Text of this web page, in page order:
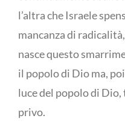
l’altra che Israele
mancanza di
nasce questo
il popolo di Dio ma,
luce del popolo di
privo.